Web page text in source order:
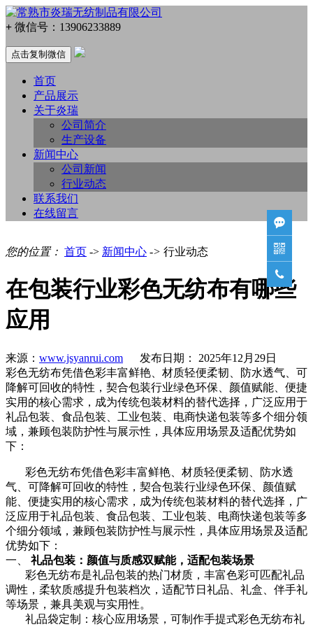
+ 微信号： 13906233889
点击复制微信
首页
产品展示
关于炎瑞
公司简介
生产设备
新闻中心
公司新闻
行业动态
联系我们
在线留言
您的位置： 首页 -> 新闻中心 -> 行业动态
在包装行业彩色无纺布有哪些
应用
来源： www.jsyanrui.com 发布日期： 2025年12月29日
彩色无纺布凭借色彩丰富鲜艳、材质轻便柔韧、防水透气、可
降解可回收的特性，契合包装行业绿色环保、颜值赋能、便捷
实用的核心需求，成为传统包装材料的替代选择，广泛应用于
礼品包装、食品包装、工业包装、电商快递包装等多个细分领
域，兼顾包装防护性与展示性，具体应用场景及适配优势如
下：
彩色无纺布凭借色彩丰富鲜艳、材质轻便柔韧、防水透
气、可降解可回收的特性，契合包装行业绿色环保、颜值赋
能、便捷实用的核心需求，成为传统包装材料的替代选择，广
泛应用于礼品包装、食品包装、工业包装、电商快递包装等多
个细分领域，兼顾包装防护性与展示性，具体应用场景及适配
优势如下：
一、
礼品包装：颜值与质感双赋能，适配包装场景
彩色无纺布是礼品包装的热门材质，丰富色彩可匹配礼品
调性，柔软质感提升包装档次，适配节日礼品、礼盒、伴手礼
等场景，兼具美观与实用性。
礼品袋定制：核心应用场景，可制作手提式彩色无纺布礼


